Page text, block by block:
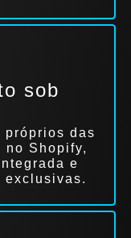
sob
próprios das
no Shopify,
e
exclusivas.